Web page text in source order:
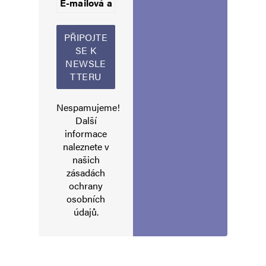
Uložit do prohlížeče jméno, e-mail a webovou stránku pro budoucí
Informujte mě o nových komentářích e-mailem.
Nespamujeme!
Další
informace
naleznete v
našich
zásadách
ochrany
osobních
údajů.